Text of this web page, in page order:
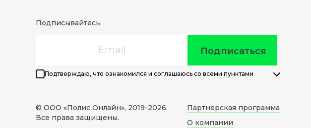
Подписывайтесь
Подписаться
Подтверждаю, что ознакомился и соглашаюсь со всеми пунктами
© ООО «Полис Онлайн», 2019-2026.
Все права защищены.
Партнерская программа
О компании